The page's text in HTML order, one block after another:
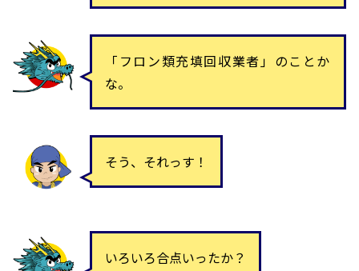
「フロン類充填回収業者」のことか
な。
そう、それっす！
いろいろ合点いったか？